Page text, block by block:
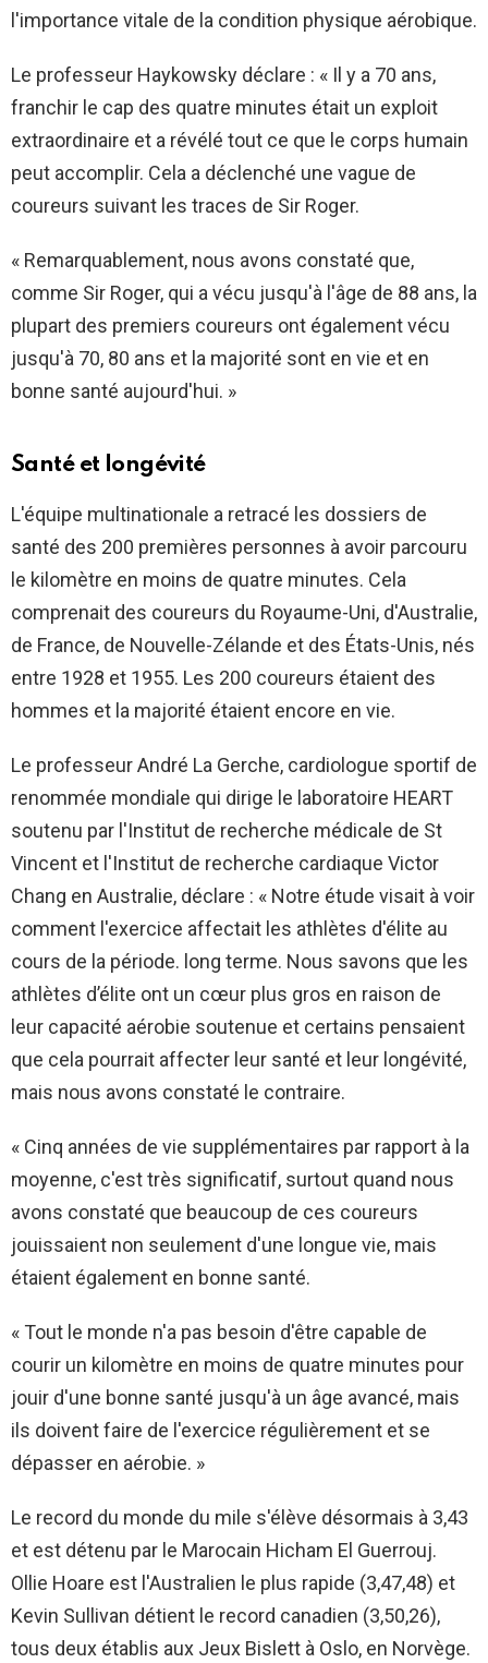
l'importance vitale de la condition physique aérobique.
Le professeur Haykowsky déclare : « Il y a 70 ans,
franchir le cap des quatre minutes était un exploit
extraordinaire et a révélé tout ce que le corps humain
peut accomplir. Cela a déclenché une vague de
coureurs suivant les traces de Sir Roger.
« Remarquablement, nous avons constaté que,
comme Sir Roger, qui a vécu jusqu'à l'âge de 88 ans, la
plupart des premiers coureurs ont également vécu
jusqu'à 70, 80 ans et la majorité sont en vie et en
bonne santé aujourd'hui. »
Santé et longévité
L'équipe multinationale a retracé les dossiers de
santé des 200 premières personnes à avoir parcouru
le kilomètre en moins de quatre minutes. Cela
comprenait des coureurs du Royaume-Uni, d'Australie,
de France, de Nouvelle-Zélande et des États-Unis, nés
entre 1928 et 1955. Les 200 coureurs étaient des
hommes et la majorité étaient encore en vie.
Le professeur André La Gerche, cardiologue sportif de
renommée mondiale qui dirige le laboratoire HEART
soutenu par l'Institut de recherche médicale de St
Vincent et l'Institut de recherche cardiaque Victor
Chang en Australie, déclare : « Notre étude visait à voir
comment l'exercice affectait les athlètes d'élite au
cours de la période. long terme. Nous savons que les
athlètes d’élite ont un cœur plus gros en raison de
leur capacité aérobie soutenue et certains pensaient
que cela pourrait affecter leur santé et leur longévité,
mais nous avons constaté le contraire.
« Cinq années de vie supplémentaires par rapport à la
moyenne, c'est très significatif, surtout quand nous
avons constaté que beaucoup de ces coureurs
jouissaient non seulement d'une longue vie, mais
étaient également en bonne santé.
« Tout le monde n'a pas besoin d'être capable de
courir un kilomètre en moins de quatre minutes pour
jouir d'une bonne santé jusqu'à un âge avancé, mais
ils doivent faire de l'exercice régulièrement et se
dépasser en aérobie. »
Le record du monde du mile s'élève désormais à 3,43
et est détenu par le Marocain Hicham El Guerrouj.
Ollie Hoare est l'Australien le plus rapide (3,47,48) et
Kevin Sullivan détient le record canadien (3,50,26),
tous deux établis aux Jeux Bislett à Oslo, en Norvège.